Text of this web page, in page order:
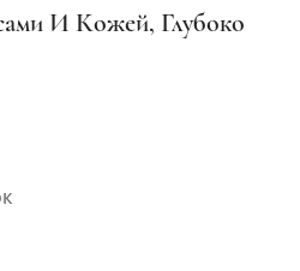
И Кожей, Глубоко